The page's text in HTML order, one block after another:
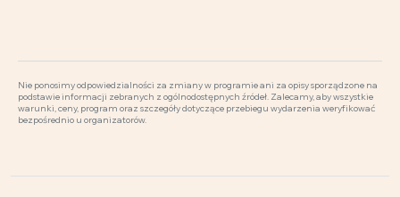
Nie ponosimy odpowiedzialności za zmiany w programie ani za opisy sporządzone na
podstawie informacji zebranych z ogólnodostępnych źródeł. Zalecamy, aby wszystkie
warunki, ceny, program oraz szczegóły dotyczące przebiegu wydarzenia weryfikować
bezpośrednio u organizatorów.